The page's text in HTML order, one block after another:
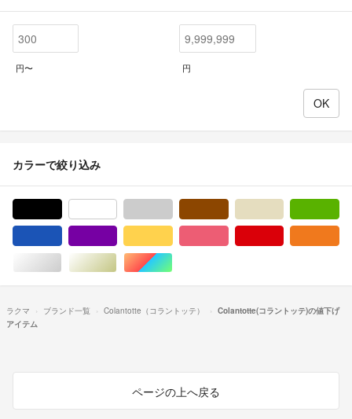
円〜 円
カラーで絞り込み
シルバー/銀色系ゴールド/金色系マルチカラー
ラクマ ブランド一覧 Colantotte（コラントッテ）
Colantotte(コラントッテ)の値下げ
アイテム
ページの上へ戻る